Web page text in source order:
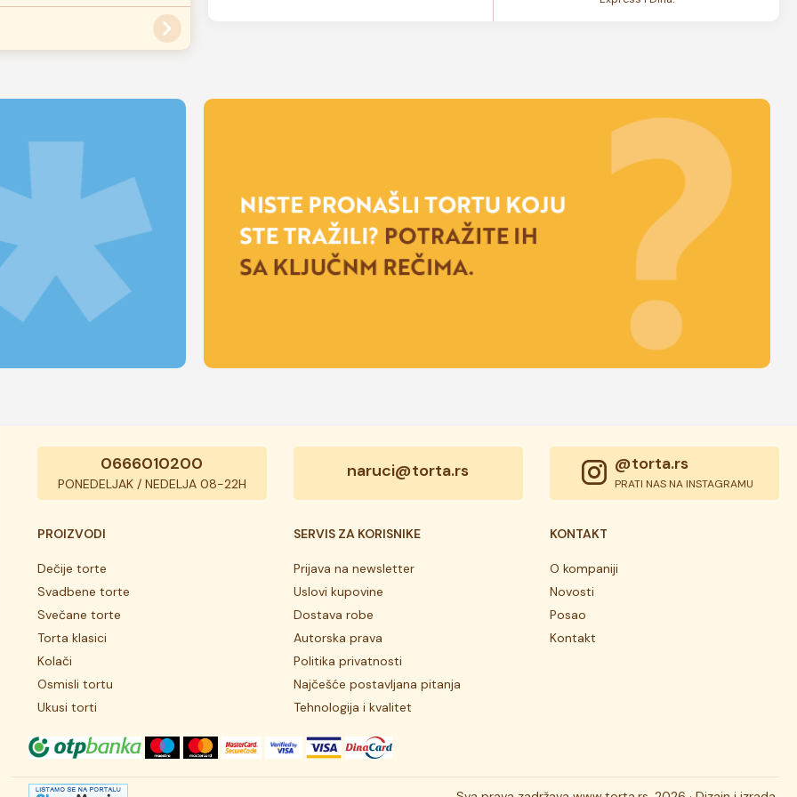
ovde.
0666010200
PONEDELJAK / NEDELJA 08-22H
naruci@torta.rs @torta.rs
PRATI NAS NA INSTAGRAMU
PROIZVODI
Dečije torte
Svadbene torte
Svečane torte
Torta klasici
Kolači
Osmisli tortu
Ukusi torti
SERVIS ZA KORISNIKE
Prijava na newsletter
Uslovi kupovine
Dostava robe
Autorska prava
Politika privatnosti
Najčešće postavljana pitanja
Tehnologija i kvalitet
KONTAKT
O kompaniji
Novosti
Posao
Kontakt